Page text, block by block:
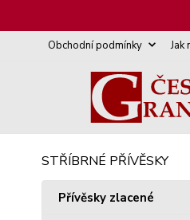
Obchodní podmínky Jak
STŘÍBRNÉ PŘÍVĚSKY
Přívěsky zlacené